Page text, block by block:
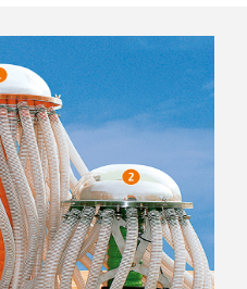
mediante un tren
sin
de mantenimiento),
más de
de siembra
kg/ha.